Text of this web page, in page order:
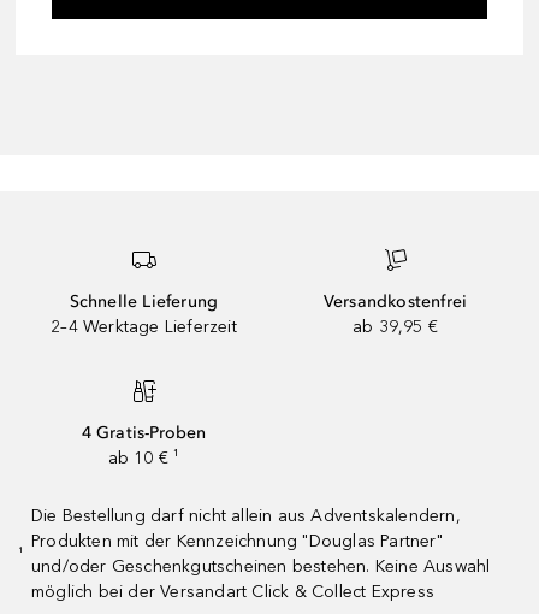
Schnelle Lieferung
2–4 Werktage Lieferzeit
Versandkostenfrei
ab 39,95 €
4 Gratis-Proben
ab 10 € ¹
¹
Die Bestellung darf nicht allein aus Adventskalendern,
Produkten mit der Kennzeichnung "Douglas Partner"
und/oder Geschenkgutscheinen bestehen. Keine Auswahl
möglich bei der Versandart Click & Collect Express